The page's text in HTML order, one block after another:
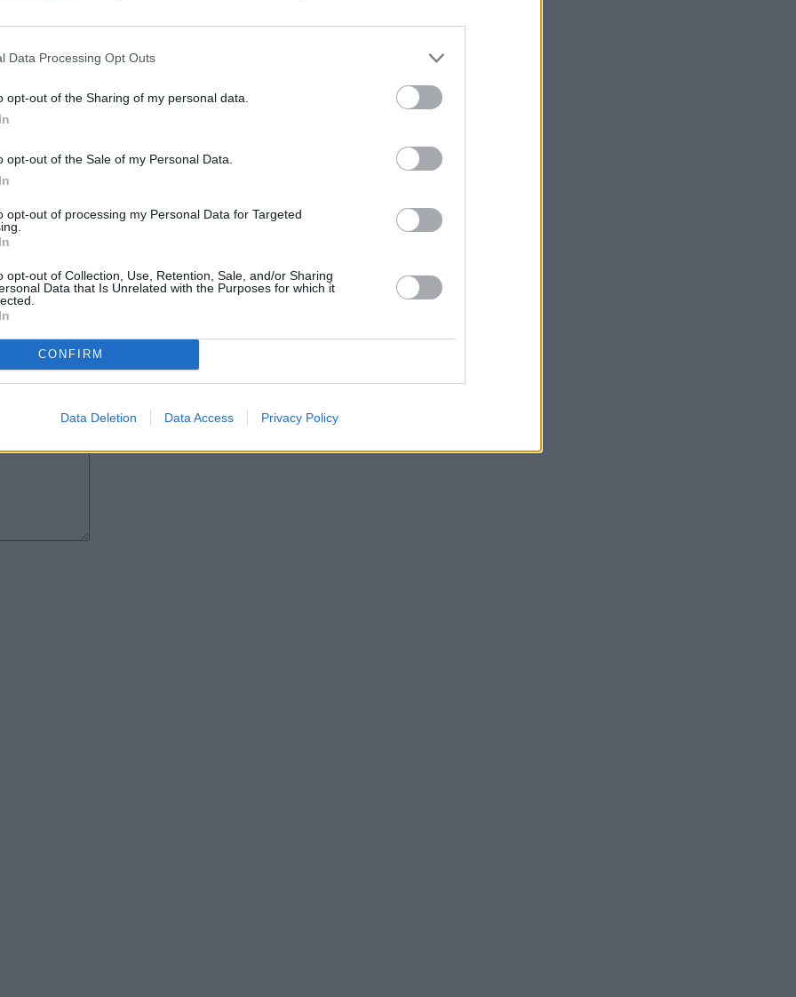
Data Processing Opt Outs
opt-out of the Sharing of my personal data.
opt-out of the Sale of my Personal Data.
opt-out of processing my Personal Data for Targeted
opt-out of Collection, Use, Retention, Sale, and/or Sharing
Data that Is Unrelated with the Purposes for which it
CONFIRM
Data Deletion Data Access Privacy Policy
se medirá al Global Datum
el martes 2 a las 12:30 horas
reconocimiento al trabajo
ha destacado por su
cuerpo técnico valora
en los momentos decisivos del
experimentado tanto a nivel
este campeonato nacional
deportistas, que tendrán
partidos de alta exigencia y
que, sin duda, marcará
de las familias, aficionados,
para que el club continúe
del baloncesto femenino
ilusión y la firme
Tías y del deporte lanzaroteño.